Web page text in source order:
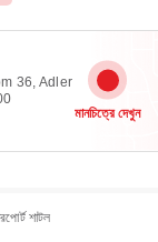
36, Adler
মানচিত্রে দেখুন
শাটল